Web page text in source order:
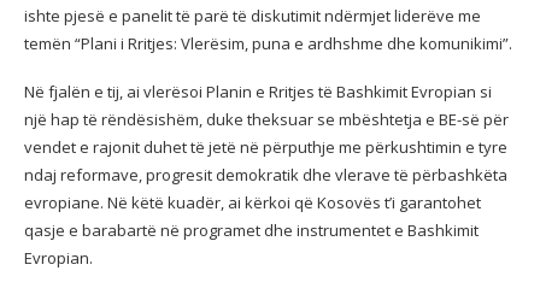
ishte pjesë e panelit të parë të diskutimit ndërmjet liderëve me
temën “Plani i Rritjes: Vlerësim, puna e ardhshme dhe komunikimi”.
Në fjalën e tij, ai vlerësoi Planin e Rritjes të Bashkimit Evropian si
një hap të rëndësishëm, duke theksuar se mbështetja e BE-së për
vendet e rajonit duhet të jetë në përputhje me përkushtimin e tyre
ndaj reformave, progresit demokratik dhe vlerave të përbashkëta
evropiane. Në këtë kuadër, ai kërkoi që Kosovës t’i garantohet
qasje e barabartë në programet dhe instrumentet e Bashkimit
Evropian.